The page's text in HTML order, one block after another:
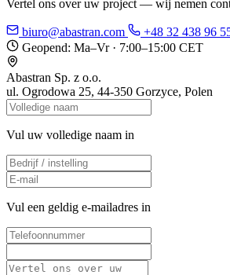
Vertel ons over uw project — wij nemen
biuro@abastran.com +48 32 438 96
Geopend: Ma–Vr · 7:00–15:00 CET
Abastran Sp. z o.o.
ul. Ogrodowa 25, 44-350 Gorzyce, Polen
Vul uw volledige naam in
Vul een geldig e-mailadres in